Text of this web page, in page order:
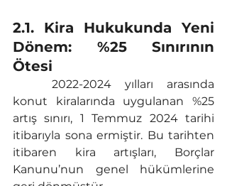
2.1. Kira Hukukunda Yeni
Dönem: %25 Sınırının
Ötesi
konut kiralarında uygulanan %25
artış sınırı, 1 Temmuz 2024 tarihi
itibarıyla sona ermiştir. Bu tarihten
itibaren kira artışları, Borçlar
Kanunu’nun genel hükümlerine